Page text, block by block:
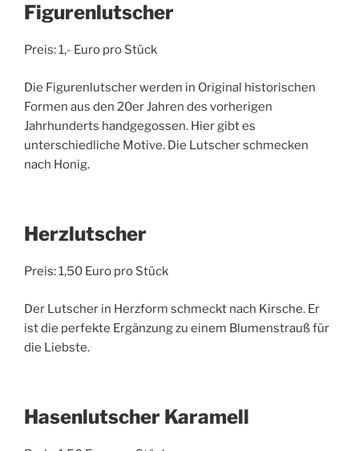
Figurenlutscher
Preis: 1,- Euro pro Stück
Die Figurenlutscher werden in Original historischen
Formen aus den 20er Jahren des vorherigen
Jahrhunderts handgegossen. Hier gibt es
unterschiedliche Motive. Die Lutscher schmecken
nach Honig.
Herzlutscher
Preis: 1,50 Euro pro Stück
Der Lutscher in Herzform schmeckt nach Kirsche. Er
ist die perfekte Ergänzung zu einem Blumenstrauß für
die Liebste.
Hasenlutscher Karamell